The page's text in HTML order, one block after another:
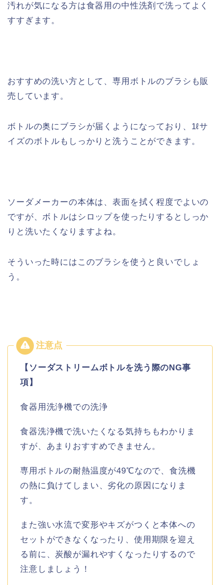
汚れが気になる方は食器用の中性洗剤で洗ってよく
すすぎます。
おすすめの洗い方として、専用ボトルのブラシも販
売しています。
ボトルの奥にブラシが届くようになっており、1ℓサ
イズのボトルもしっかりと洗うことができます。
ソーダメーカーの本体は、表面を拭く程度でよいの
ですが、ボトルはシロップを使ったりするとしっか
りと洗いたくなりますよね。
そういった時にはこのブラシを使うと良いでしょ
う。
【ソーダストリームボトルを洗う際のNG事
項】
食器用洗浄機での洗浄
食器洗浄機で洗いたくなる気持ちもわかりま
すが、あまりおすすめできません。
専用ボトルの耐熱温度が49℃なので、食洗機
の熱に負けてしまい、劣化の原因になりま
す。
また強い水流で変形やキズがつくと本体への
セットができなくなったり、使用期限を迎え
る前に、炭酸が漏れやすくなったりするので
注意しましょう！